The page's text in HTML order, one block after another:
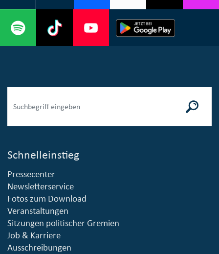
Schnelleinstieg
Pressecenter
Newsletterservice
Fotos zum Download
Veranstaltungen
Sitzungen politischer Gremien
Job & Karriere
Ausschreibungen